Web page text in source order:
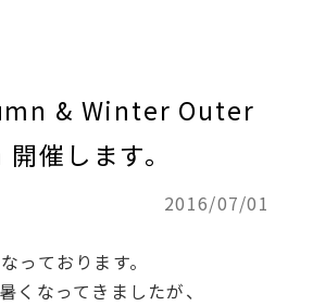
& Winter Outer
催します。
2016/07/01
っております。
くなってきましたが、